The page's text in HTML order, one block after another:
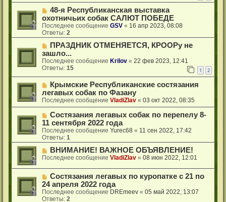
48-я Республиканская выставка
охотничьих собак САЛЮТ ПОБЕДЕ
Последнее сообщениеGSV « 16 апр 2023, 08:08
Ответы:2
ПРАЗДНИК ОТМЕНЯЕТСЯ, КРООРу не
зашло...
Последнее сообщениеKrilov «22 фев 2023, 12:41
Ответы:15 1 2
Крымские Республиканские состязания
легавых собак по Фазану
Последнее сообщениеVladiZlav «03 окт 2022, 08:35
Состязания легавых собак по перепелу 8-
11 сентября 2022 года
Последнее сообщениеYurec68 « 11 сен 2022, 17:42
Ответы:1
ВНИМАНИЕ! ВАЖНОЕ ОБЪЯВЛЕНИЕ!
Последнее сообщениеVladiZlav «08 июн 2022, 12:01
Состязания легавых по куропатке с 21 по
24 апреля 2022 года
Последнее сообщение DREmeev «05 май 2022, 13:07
Ответы:2